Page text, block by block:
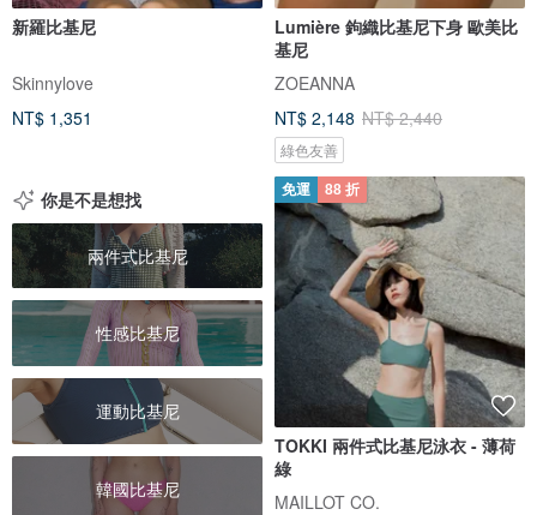
新羅比基尼
Skinnylove
NT$ 1,351
Lumière 鉤織比基尼下身 歐美比
基尼
ZOEANNA
NT$ 2,148 NT$ 2,440
綠色友善
你是不是想找
兩件式比基尼
性感比基尼
運動比基尼
韓國比基尼
免運 88 折
TOKKI 兩件式比基尼泳衣 - 薄荷
綠
MAILLOT CO.